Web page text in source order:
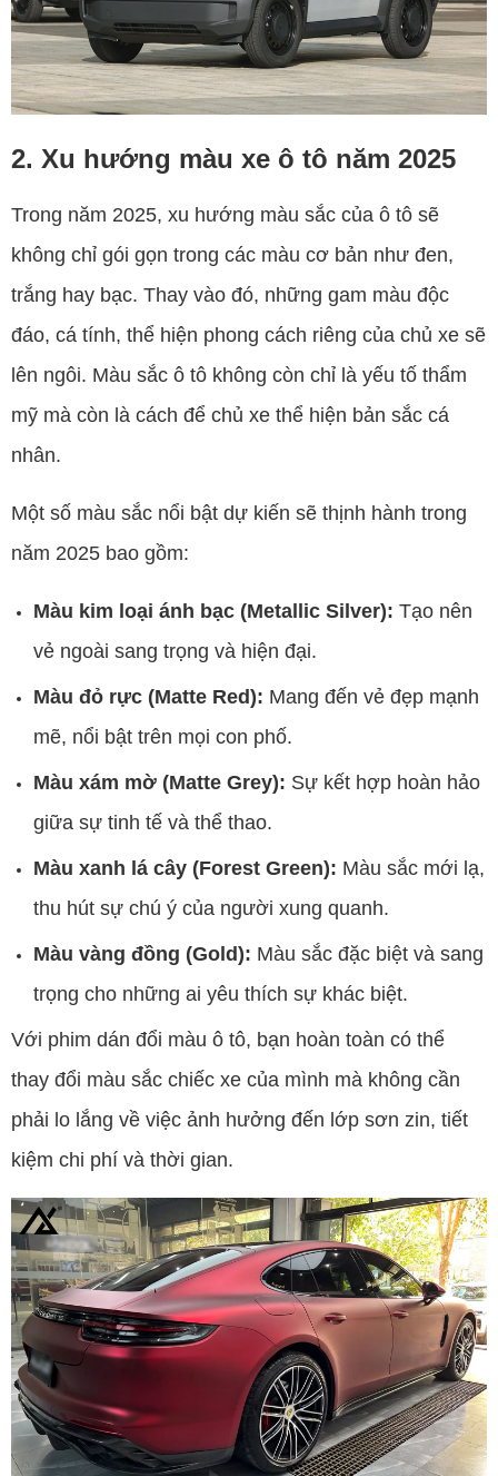
2. Xu hướng màu xe ô tô năm 2025
Trong năm 2025, xu hướng màu sắc của ô tô sẽ
không chỉ gói gọn trong các màu cơ bản như đen,
trắng hay bạc. Thay vào đó, những gam màu độc
đáo, cá tính, thể hiện phong cách riêng của chủ xe sẽ
lên ngôi. Màu sắc ô tô không còn chỉ là yếu tố thẩm
mỹ mà còn là cách để chủ xe thể hiện bản sắc cá
nhân.
Một số màu sắc nổi bật dự kiến sẽ thịnh hành trong
năm 2025 bao gồm:
Màu kim loại ánh bạc (Metallic Silver): Tạo nên
vẻ ngoài sang trọng và hiện đại.
Màu đỏ rực (Matte Red): Mang đến vẻ đẹp mạnh
mẽ, nổi bật trên mọi con phố.
Màu xám mờ (Matte Grey): Sự kết hợp hoàn hảo
giữa sự tinh tế và thể thao.
Màu xanh lá cây (Forest Green): Màu sắc mới lạ,
thu hút sự chú ý của người xung quanh.
Màu vàng đồng (Gold): Màu sắc đặc biệt và sang
trọng cho những ai yêu thích sự khác biệt.
Với phim dán đổi màu ô tô, bạn hoàn toàn có thể
thay đổi màu sắc chiếc xe của mình mà không cần
phải lo lắng về việc ảnh hưởng đến lớp sơn zin, tiết
kiệm chi phí và thời gian.